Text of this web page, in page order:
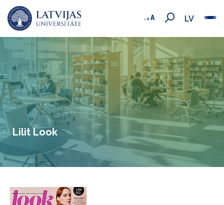
LV
​​​​​​​ ​​​​​​​​​​​​​​Lilit Look